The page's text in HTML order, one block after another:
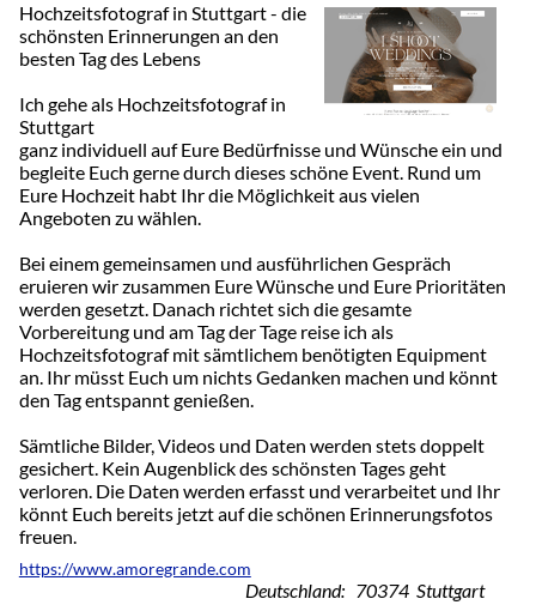
Hochzeitsfotograf in Stuttgart - die
schönsten Erinnerungen an den
besten Tag des Lebens
Ich gehe als Hochzeitsfotograf in
Stuttgart
ganz individuell auf Eure Bedürfnisse und Wünsche ein und
begleite Euch gerne durch dieses schöne Event. Rund um
Eure Hochzeit habt Ihr die Möglichkeit aus vielen
Angeboten zu wählen.
Bei einem gemeinsamen und ausführlichen Gespräch
eruieren wir zusammen Eure Wünsche und Eure Prioritäten
werden gesetzt. Danach richtet sich die gesamte
Vorbereitung und am Tag der Tage reise ich als
Hochzeitsfotograf mit sämtlichem benötigten Equipment
an. Ihr müsst Euch um nichts Gedanken machen und könnt
den Tag entspannt genießen.
Sämtliche Bilder, Videos und Daten werden stets doppelt
gesichert. Kein Augenblick des schönsten Tages geht
verloren. Die Daten werden erfasst und verarbeitet und Ihr
könnt Euch bereits jetzt auf die schönen Erinnerungsfotos
freuen.
https://www.amoregrande.com
Deutschland: 70374 Stuttgart